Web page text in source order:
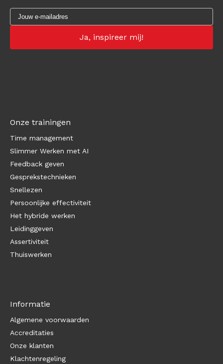
Onze trainingen
Time management
Slimmer Werken met AI
Feedback geven
Gesprekstechnieken
Snellezen
Persoonlijke effectiviteit
Het hybride werken
Leidinggeven
Assertiviteit
Thuiswerken
Informatie
Algemene voorwaarden
Accreditaties
Onze klanten
Klachtenregeling